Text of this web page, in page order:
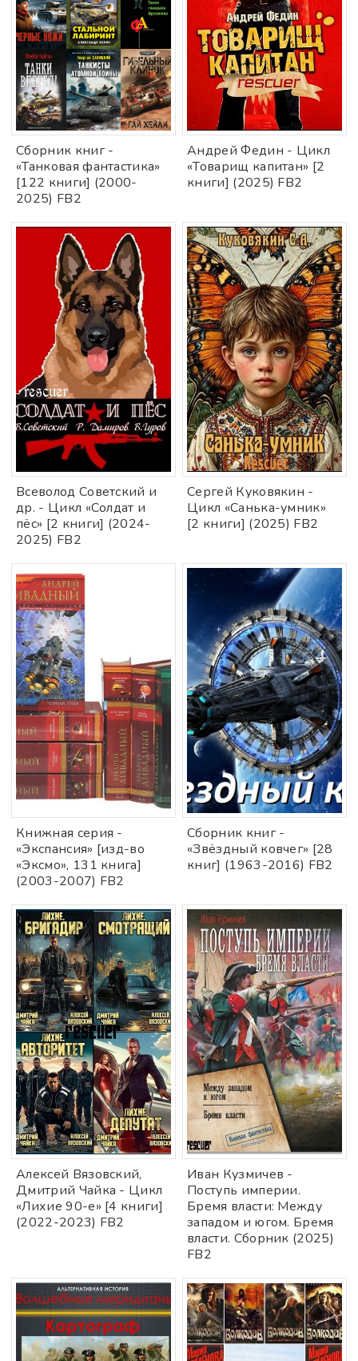
Cбoрник книг -
«Танковая фантастика»
[122 книги] (2000-
2025) FB2
Андрей Федин - Цикл
«Товарищ капитан» [2
книги] (2025) FB2
Всеволод Советский и
др. - Цикл «Солдат и
пёс» [2 книги] (2024-
2025) FB2
Сергей Куковякин -
Цикл «Санька-умник»
[2 книги] (2025) FB2
Книжная ceрия -
«Экспансия» [изд-во
«Эксмо», 131 книга]
(2003-2007) FB2
Cбoрник книг -
«Звёздный ковчег» [28
книг] (1963-2016) FB2
Алексей Вязовский,
Дмитрий Чайка - Цикл
«Лихие 90-е» [4 книги]
(2022-2023) FB2
Иван Кузмичев -
Поступь империи.
Бремя власти: Между
западом и югом. Бремя
власти. Сборник (2025)
FB2